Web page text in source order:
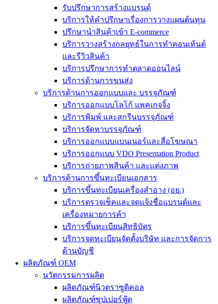
รับปรึกษาการสร้างแบรนด์
บริการให้คำปรึกษาเรื่องการวางแผนต้นทุน
ปรึกษานำสินค้าเข้า E-commerce
บริการวางสร้างกลยุทธ์ในการทำคอนเท้นต์
และรีวิวสินค้า
บริการปรึกษาการทำตลาดออนไลน์
บริการด้านการขนส่ง
บริการด้านการออกแบบและ บรรจุภัณฑ์
บริการออกแบบโลโก้ แพคเกจจิ้ง
บริการพิมพ์ และสกรีนบรรจุภัณฑ์
บริการจัดหาบรรจุภัณฑ์
บริการออกแบบแบนเนอร์และสื่อโฆษณา
บริการออกแบบ VDO Presentation Product
บริการถ่ายภาพสินค้า และแต่งภาพ
บริการด้านการขึ้นทะเบียนเอกสาร
บริการขึ้นทะเบียนเครื่องสำอาง (อย.)
บริการตรวจเช็คและจดแจ้งชื่อแบรนด์และ
เครื่องหมายการค้า
บริการขึ้นทะเบียนสิทธิบัตร
บริการจดทะเบียนจัดตั้งบริษัท และการจัดการ
ด้านบัญชี
ผลิตภัณฑ์ OEM
นวัตกรรมการผลิต
ผลิตภัณฑ์นิวตราซูติคอล
ผลิตภัณฑ์ซุปเปอร์ฟู้ด